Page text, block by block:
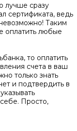
лучше сразу
сертификата, ведь
Таким
оплатить любые
то оплатить
счета в ваш
только знать
и подтвердить в
Просто,